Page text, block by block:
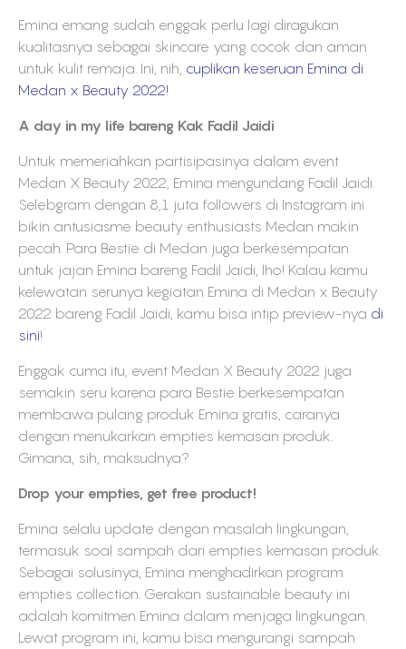
Emina emang sudah enggak perlu lagi diragukan
kualitasnya sebagai skincare yang cocok dan aman
untuk kulit remaja. Ini, nih, cuplikan keseruan Emina di
Medan x Beauty 2022!
A day in my life bareng Kak Fadil Jaidi
Untuk memeriahkan partisipasinya dalam event
Medan X Beauty 2022, Emina mengundang Fadil Jaidi.
Selebgram dengan 8,1 juta followers di Instagram ini
bikin antusiasme beauty enthusiasts Medan makin
pecah. Para Bestie di Medan juga berkesempatan
untuk jajan Emina bareng Fadil Jaidi, lho! Kalau kamu
kelewatan serunya kegiatan Emina di Medan x Beauty
2022 bareng Fadil Jaidi, kamu bisa intip preview-nya di
sini!
Enggak cuma itu, event Medan X Beauty 2022 juga
semakin seru karena para Bestie berkesempatan
membawa pulang produk Emina gratis, caranya
dengan menukarkan empties kemasan produk.
Gimana, sih, maksudnya?
Drop your empties, get free product!
Emina selalu update dengan masalah lingkungan,
termasuk soal sampah dari empties kemasan produk.
Sebagai solusinya, Emina menghadirkan program
empties collection. Gerakan sustainable beauty ini
adalah komitmen Emina dalam menjaga lingkungan.
Lewat program ini, kamu bisa mengurangi sampah